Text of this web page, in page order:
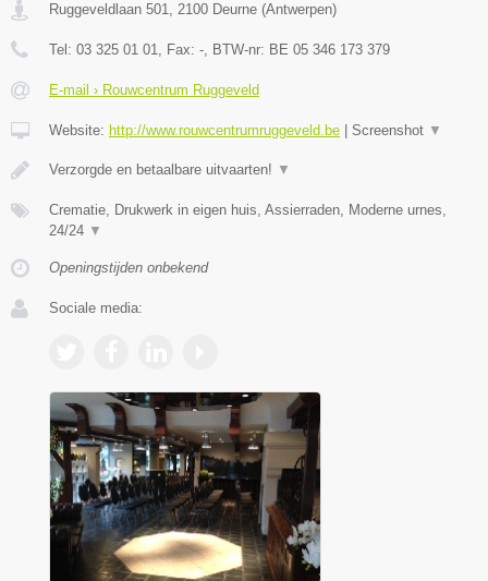
Ruggeveldlaan 501, 2100 Deurne (Antwerpen)
Tel: 03 325 01 01, Fax: -, BTW-nr: BE 05 346 173 379
E-mail › Rouwcentrum Ruggeveld
Website: http://www.rouwcentrumruggeveld.be Screenshot ▼
Verzorgde en betaalbare uitvaarten! ▼
Crematie, Drukwerk in eigen huis, Assierraden, Moderne urnes,
24/24 ▼
Openingstijden onbekend
Sociale media: